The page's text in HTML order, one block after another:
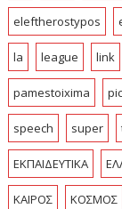
eleftherostypos
la league link
pamestoixima pic
speech super
ΕΚΠΑΙΔΕΥΤΙΚΑ
ΚΑΙΡΟΣ ΚΟΣΜΟΣ